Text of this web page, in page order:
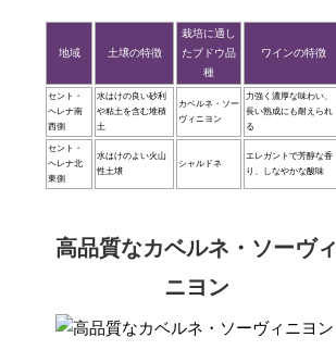
地域 土壌の特徴
栽培に適し
たブドウ品
種
ワインの特徴
セント・
ヘレナ南
西側
水はけの良い砂利
や粘土を含む堆積
土
カベルネ・ソー
ヴィニヨン
力強く濃厚な味わい、
長い熟成にも耐えられ
る
セント・
ヘレナ北
東側
水はけのよい火山
性土壌
シャルドネ
エレガントで芳醇な香
り、しなやかな酸味
高品質なカベルネ・ソーヴィ
ニヨン